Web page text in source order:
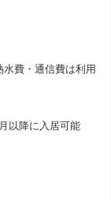
費・通信費は利用
月以降に入居可能